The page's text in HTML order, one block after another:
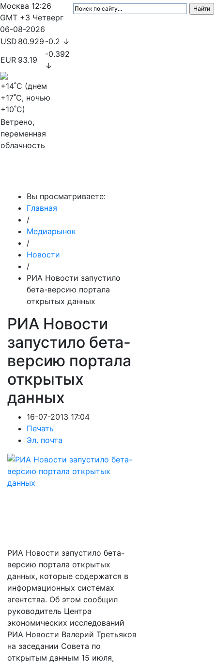
Москва 12:26
GMT +3 Четверг
06-08-2026
USD 80.929 -0.2 ↓
EUR 93.19
-0.392
↓
+14˚C (днем
+17˚C, ночью
+10˚C)
Ветрено,
переменная
облачность
Вы просматриваете:
Главная
/
Медиарынок
/
Новости
/
РИА Новости запустило
бета-версию портала
открытых данных
РИА Новости
запустило бета-
версию портала
открытых
данных
16-07-2013 17:04
Печать
Эл. почта
РИА Новости запустило бета-
версию портала открытых
данных, которые содержатся в
информационных системах
агентства. Об этом сообщил
руководитель Центра
экономических исследований
РИА Новости Валерий Третьяков
на заседании Совета по
открытым данным 15 июля,